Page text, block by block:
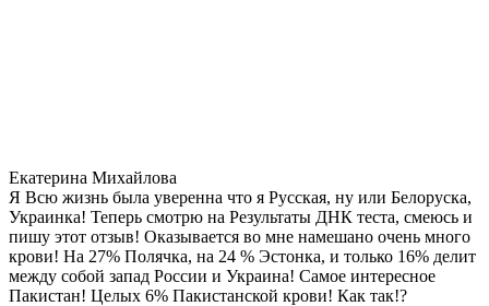
Екатерина Михайлова
Я Всю жизнь была уверенна что я Русская, ну или Белоруска,
Украинка! Теперь смотрю на Результаты ДНК теста, смеюсь и
пишу этот отзыв! Оказывается во мне намешано очень много
крови! На 27% Полячка, на 24 % Эстонка, и только 16% делит
между собой запад России и Украина! Самое интересное
Пакистан! Целых 6% Пакистанской крови! Как так!?